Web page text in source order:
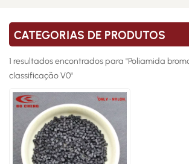
CATEGORIAS DE PRODUTOS
1 resultados encontrados para "Poliamida
classificação V0"